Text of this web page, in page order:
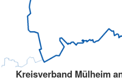
Kreisverband Mülheim